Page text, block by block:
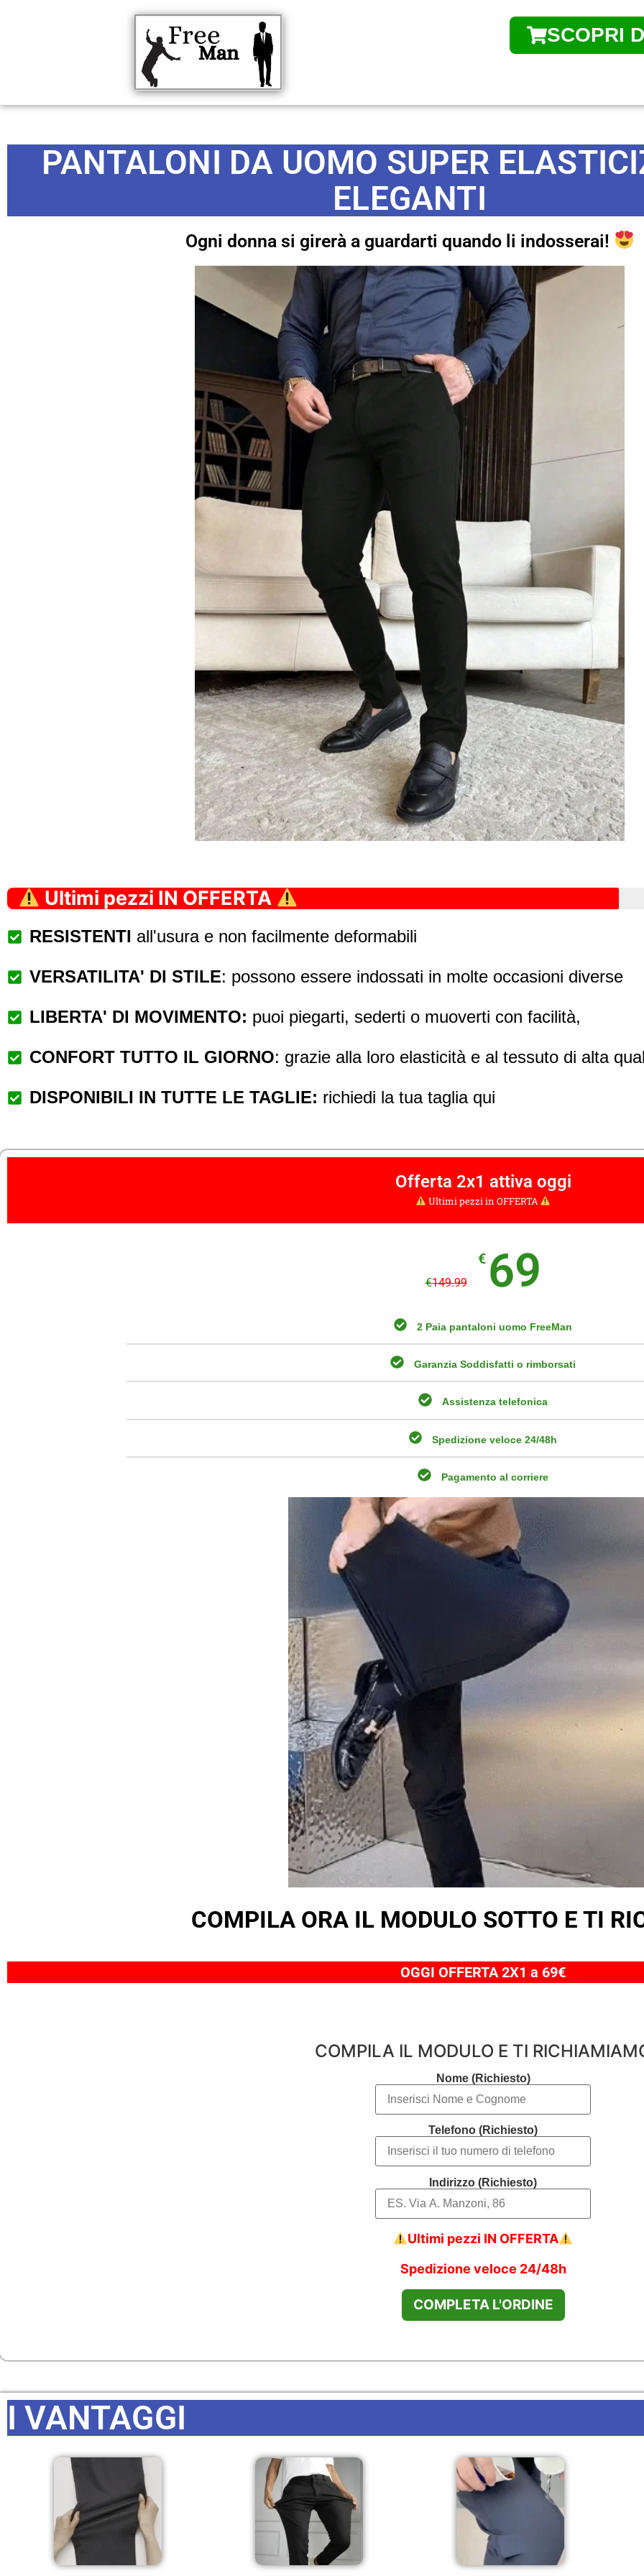
SCOPRI
PANTALONI DA UOMO SUPER
ELEGANTI
Ogni donna si girerà a guardarti quando li indosserai!
Ultimi pezzi IN OFFERTA
RESISTENTI all'usura e non facilmente deformabili
VERSATILITA' DI STILE: possono essere indossati in molte occasioni diverse
LIBERTA' DI MOVIMENTO: puoi piegarti, sederti o muoverti con facilità,
CONFORT TUTTO IL GIORNO: grazie alla loro elasticità e al tessuto di alta
DISPONIBILI IN TUTTE LE TAGLIE: richiedi la tua taglia qui
Offerta 2x1 attiva oggi
Ultimi pezzi in OFFERTA
€149.99
€ 69
2 Paia pantaloni uomo FreeMan
Garanzia Soddisfatti o rimborsati
Assistenza telefonica
Spedizione veloce 24/48h
Pagamento al corriere
COMPILA ORA IL MODULO SOTTO E TI
OGGI OFFERTA 2X1 a 69€
COMPILA IL MODULO E TI
Nome (Richiesto)
Telefono (Richiesto)
Indirizzo (Richiesto)
Ultimi pezzi IN OFFERTA
Spedizione veloce 24/48h
I VANTAGGI